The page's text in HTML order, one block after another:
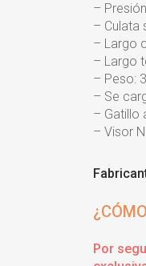
–
– Culata
– Largo
– Largo
– Peso:
– Se
– Gatillo
– Visor
Por